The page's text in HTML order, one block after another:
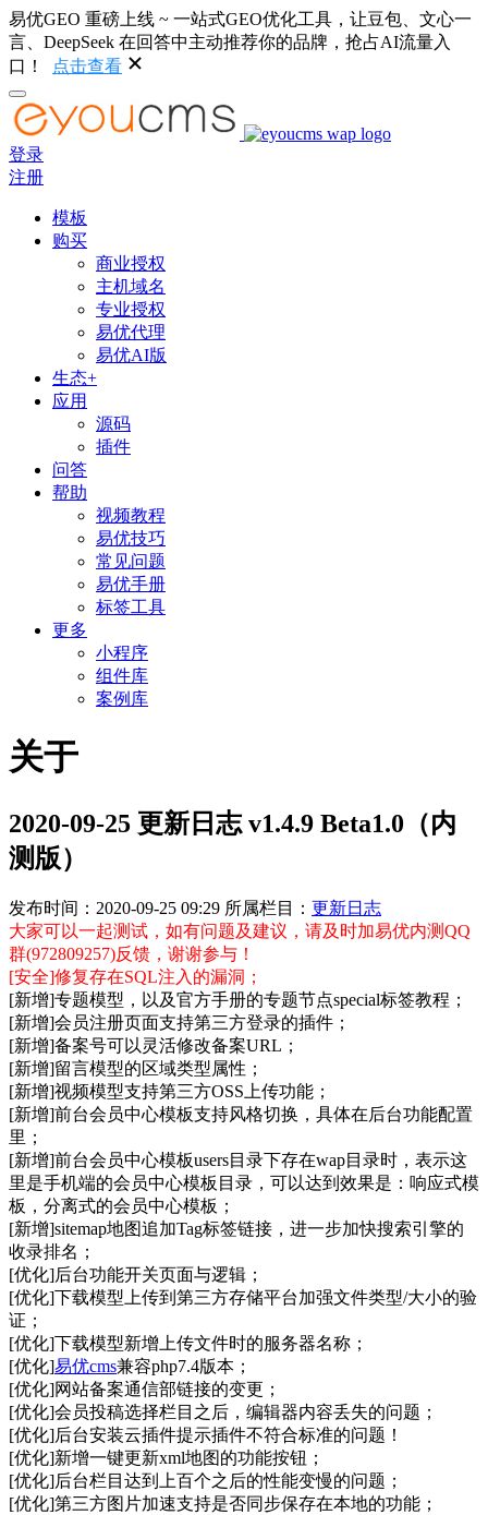
易优GEO 重磅上线 ~ 一站式GEO优化工具，让豆包、文心一
言、DeepSeek 在回答中主动推荐你的品牌，抢占AI流量入
口！
点击查看
登录
注册
模板
购买
商业授权
主机域名
专业授权
易优代理
易优AI版
生态+
应用
源码
插件
问答
帮助
视频教程
易优技巧
常见问题
易优手册
标签工具
更多
小程序
组件库
案例库
关于
2020-09-25 更新日志 v1.4.9 Beta1.0（内
测版）
发布时间：2020-09-25 09:29 所属栏目： 更新日志
大家可以一起测试，如有问题及建议，请及时加易优内测QQ
群(972809257)反馈，谢谢参与！
[安全]修复存在SQL注入的漏洞；
[新增]专题模型，以及官方手册的专题节点special标签教程；
[新增]会员注册页面支持第三方登录的插件；
[新增]备案号可以灵活修改备案URL；
[新增]留言模型的区域类型属性；
[新增]视频模型支持第三方OSS上传功能；
[新增]前台会员中心模板支持风格切换，具体在后台功能配置
里；
[新增]前台会员中心模板users目录下存在wap目录时，表示这
里是手机端的会员中心模板目录，可以达到效果是：响应式模
板，分离式的会员中心模板；
[新增]sitemap地图追加Tag标签链接，进一步加快搜索引擎的
收录排名；
[优化]后台功能开关页面与逻辑；
[优化]下载模型上传到第三方存储平台加强文件类型/大小的验
证；
[优化]下载模型新增上传文件时的服务器名称；
[优化]易优cms兼容php7.4版本；
[优化]网站备案通信部链接的变更；
[优化]会员投稿选择栏目之后，编辑器内容丢失的问题；
[优化]后台安装云插件提示插件不符合标准的问题！
[优化]新增一键更新xml地图的功能按钮；
[优化]后台栏目达到上百个之后的性能变慢的问题；
[优化]第三方图片加速支持是否同步保存在本地的功能；